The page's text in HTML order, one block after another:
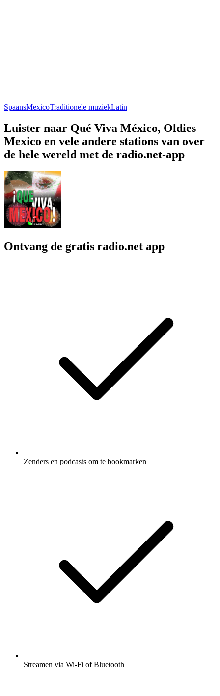
SpaansMexicoTraditionele muziekLatin
Luister naar Qué Viva México, Oldies
Mexico en vele andere stations van over
de hele wereld met de radio.net-app
Ontvang de gratis radio.net app
Zenders en podcasts om te bookmarken
Streamen via Wi-Fi of Bluetooth